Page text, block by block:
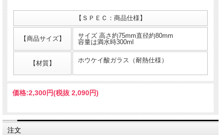
BARREL no Glass
たっぷり入ってグレーで軽くてスタッキング出来るアイスコーヒー用のグラスで
す。グラス側面にBARRELKNOTのロゴが入っています。アイスコーヒー用ですが
素材がホウケイ酸ガラスなので耐熱仕様となります。
【ＳＰＥＣ：商品仕様】
【商品サイズ】
サイズ 高さ約75mm直径約80mm
容量は満水時300ml
【材質】 ホウケイ酸ガラス（耐熱仕様）
価格:2,300円(税抜 2,090円)
注文